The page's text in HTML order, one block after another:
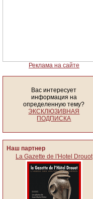
Реклама на сайте
Вас интересует
информация на
определенную тему?
ЭКСКЛЮЗИВНАЯ
ПОДПИСКА
Наш партнер
La Gazette de l'Hotel Drouot